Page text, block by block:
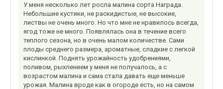
У меня несколько лет росла малина сорта Награда.
Небольшие кустики, не раскидистые, не высокие,
листвы не очень много. Но что мне не нравилось всегда,
ягод тоже не много. Появлялась она в течение всего
теплого сезона, но в очень малом количестве. Сами
плоды среднего размера, ароматные, сладкие с легкой
кислинкой. Поднять урожайность удобрениями,
поливом, рыхлением у меня не получалось, а с
возрастом малина и сама стала давать еще меньше
урожая. Малина вроде как в огороде есть, но на самом